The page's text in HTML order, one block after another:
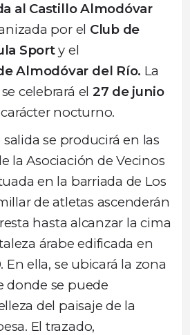
al Castillo Almodóvar
por el Club de
Sporty el
Almodóvar del Río. La
se celebrará el 27 de junio
nocturno.
se producirá en las
la Asociación de Vecinos
en la barriada de Los
de atletas ascenderán
hasta alcanzar la cima
árabe edificada en
ella, se ubicará la zona
donde se puede
del paisaje de la
El trazado,